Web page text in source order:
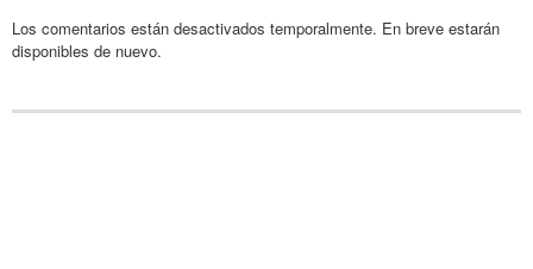
Los comentarios están desactivados temporalmente. En breve estarán
disponibles de nuevo.